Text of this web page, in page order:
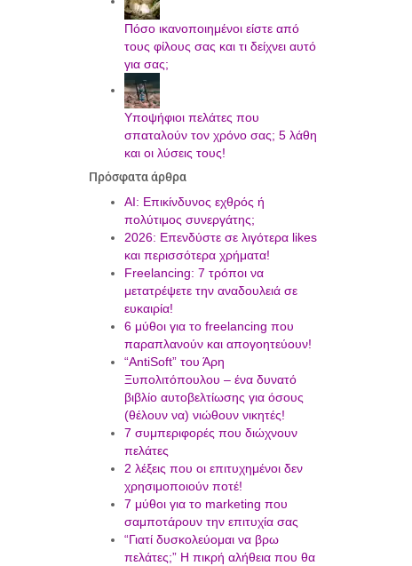
Πόσο ικανοποιημένοι είστε από
τους φίλους σας και τι δείχνει αυτό
για σας;
Υποψήφιοι πελάτες που
σπαταλούν τον χρόνο σας; 5 λάθη
και οι λύσεις τους!
Πρόσφατα άρθρα
AI: Επικίνδυνος εχθρός ή
πολύτιμος συνεργάτης;
2026: Επενδύστε σε λιγότερα likes
και περισσότερα χρήματα!
Freelancing: 7 τρόποι να
μετατρέψετε την αναδουλειά σε
ευκαιρία!
6 μύθοι για το freelancing που
παραπλανούν και απογοητεύουν!
“AntiSoft” του Άρη
Ξυπολιτόπουλου – ένα δυνατό
βιβλίο αυτοβελτίωσης για όσους
(θέλουν να) νιώθουν νικητές!
7 συμπεριφορές που διώχνουν
πελάτες
2 λέξεις που οι επιτυχημένοι δεν
χρησιμοποιούν ποτέ!
7 μύθοι για το marketing που
σαμποτάρουν την επιτυχία σας
“Γιατί δυσκολεύομαι να βρω
πελάτες;” Η πικρή αλήθεια που θα